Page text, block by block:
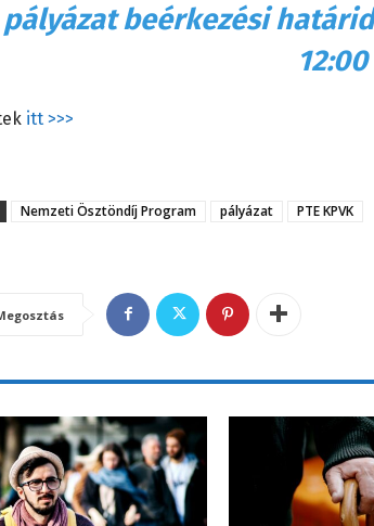
pályázat beérkezési
itt >>>
Nemzeti Ösztöndíj Program pályázat PTE KPVK